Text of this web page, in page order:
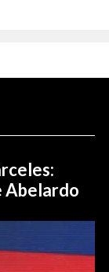
Abelardo